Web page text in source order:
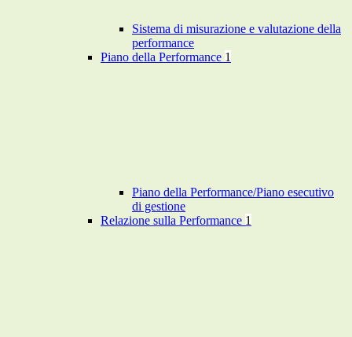
Sistema di misurazione e valutazione della
performance
Piano della Performance 1
Piano della Performance/Piano esecutivo
di gestione
Relazione sulla Performance 1